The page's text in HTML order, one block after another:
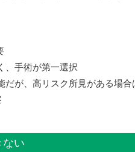
、手術が第一選択
だが、高リスク所見がある場合
ない